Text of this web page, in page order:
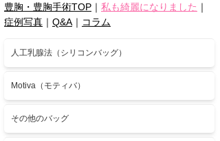
豊胸・豊胸手術TOP ｜ 私も綺麗になりました ｜
症例写真 ｜ Q&A ｜ コラム
人工乳腺法（シリコンバッグ）
Motiva（モティバ）
その他のバッグ